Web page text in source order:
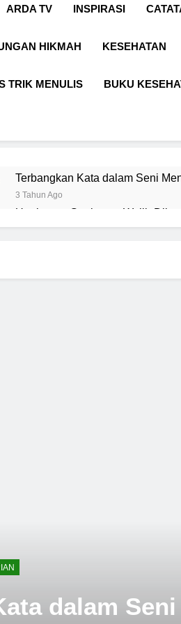
ARDA TV INSPIRASI
HIKMAH KESEHATAN
TRIK MENULIS BUKU
Terbangkan Kata dalam Seni
3 Tahun Ago
Ungkapan Gaul yang Wajib
8 Bulan Ago
Kebijaksanaan Digital sebagai
dalam